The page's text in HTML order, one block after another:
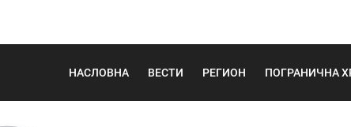
НАСЛОВНА ВЕСТИ РЕГИОН ПОГРАНИЧНА